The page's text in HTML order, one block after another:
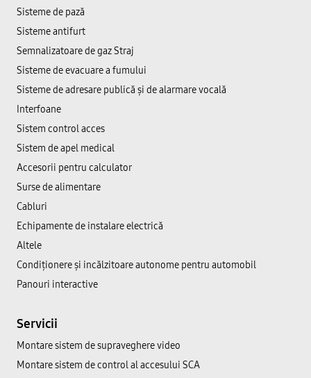
Sisteme de pază
Sisteme antifurt
Semnalizatoare de gaz Straj
Sisteme de evacuare a fumului
Sisteme de adresare publică şi de alarmare vocală
Interfoane
Sistem control acces
Sistem de apel medical
Accesorii pentru calculator
Surse de alimentare
Cabluri
Echipamente de instalare electrică
Altele
Condiționere și incălzitoare autonome pentru automobil
Panouri interactive
Servicii
Montare sistem de supraveghere video
Montare sistem de control al accesului SCA